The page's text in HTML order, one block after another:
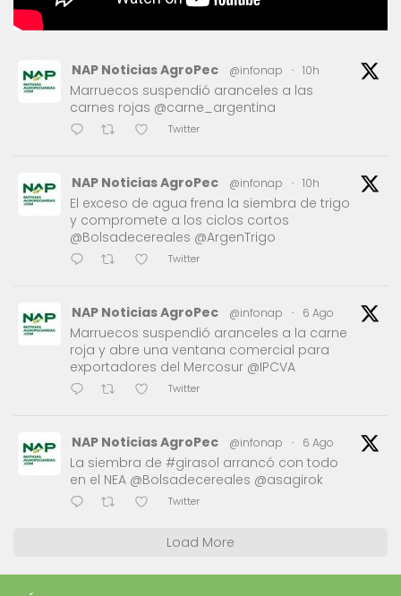
NAP Noticias AgroPec @infonap · 10h
Marruecos suspendió aranceles a las
carnes rojas @carne_argentina
Twitter
NAP Noticias AgroPec @infonap · 10h
El exceso de agua frena la siembra de trigo
y compromete a los ciclos cortos
@Bolsadecereales @ArgenTrigo
Twitter
NAP Noticias AgroPec @infonap · 6 Ago
Marruecos suspendió aranceles a la carne
roja y abre una ventana comercial para
exportadores del Mercosur @IPCVA
Twitter
NAP Noticias AgroPec @infonap · 6 Ago
La siembra de #girasol arrancó con todo
en el NEA @Bolsadecereales @asagirok
Twitter
Load More